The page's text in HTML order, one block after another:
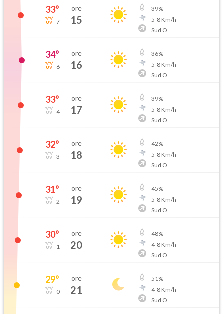
33°
7
ore
15
39%
5-8Km/h
Sud O
34°
6
ore
16
36%
5-8Km/h
Sud O
33°
4
ore
17
39%
5-8Km/h
Sud O
32°
3
ore
18
42%
5-8Km/h
Sud O
31°
2
ore
19
45%
5-8Km/h
Sud O
30°
1
ore
20
48%
4-8Km/h
Sud O
29°
0
ore
21
51%
4-8Km/h
Sud O